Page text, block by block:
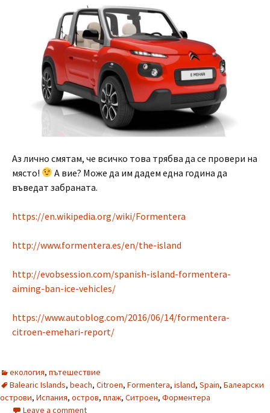
Аз лично смятам, че всичко това трябва да се провери на
място!
А вие? Може да им дадем една година да
въведат забраната.
https://en.wikipedia.org/wiki/Formentera
http://www.formentera.es/en/the-island
http://evobsession.com/spanish-island-formentera-
aiming-ban-ice-vehicles/
https://www.autoblog.com/2016/06/14/formentera-
citroen-emehari-report/
екология, пътешествие
Balearic Islands, beach, Citroen, Formentera, island, Spain, Балеарски
острови, Испания, остров, плаж, Ситроен, Форментера
Leave a comment